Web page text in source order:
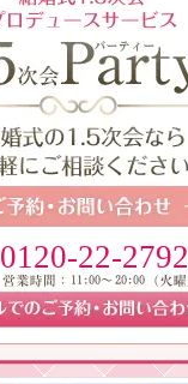
0120-22-2792